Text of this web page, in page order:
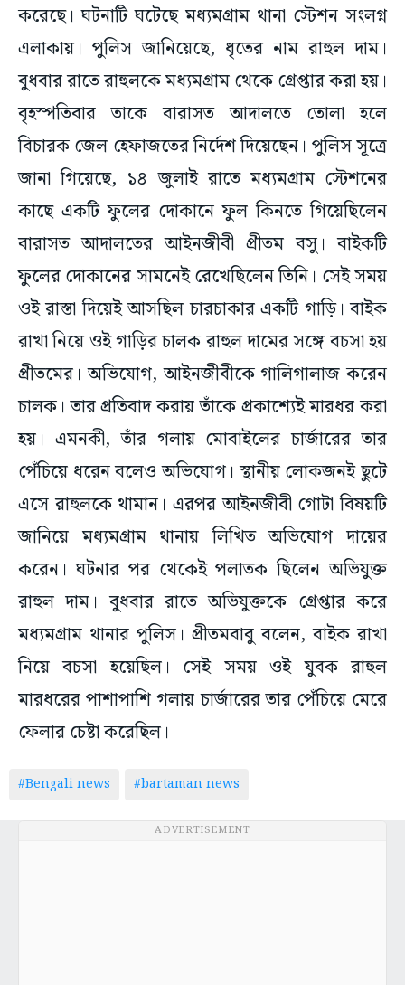
করেছে। ঘটনাটি ঘটেছে মধ্যমগ্রাম থানা স্টেশন সংলগ্ন
এলাকায়। পুলিস জানিয়েছে, ধৃতের নাম রাহুল দাম।
বুধবার রাতে রাহুলকে মধ্যমগ্রাম থেকে গ্রেপ্তার করা হয়।
বৃহস্পতিবার তাকে বারাসত আদালতে তোলা হলে
বিচারক জেল হেফাজতের নির্দেশ দিয়েছেন। পুলিস সূত্রে
জানা গিয়েছে, ১৪ জুলাই রাতে মধ্যমগ্রাম স্টেশনের
কাছে একটি ফুলের দোকানে ফুল কিনতে গিয়েছিলেন
বারাসত আদালতের আইনজীবী প্রীতম বসু। বাইকটি
ফুলের দোকানের সামনেই রেখেছিলেন তিনি। সেই সময়
ওই রাস্তা দিয়েই আসছিল চারচাকার একটি গাড়ি। বাইক
রাখা নিয়ে ওই গাড়ির চালক রাহুল দামের সঙ্গে বচসা হয়
প্রীতমের। অভিযোগ, আইনজীবীকে গালিগালাজ করেন
চালক। তার প্রতিবাদ করায় তাঁকে প্রকাশ্যেই মারধর করা
হয়। এমনকী, তাঁর গলায় মোবাইলের চার্জারের তার
পেঁচিয়ে ধরেন বলেও অভিযোগ। স্থানীয় লোকজনই ছুটে
এসে রাহুলকে থামান। এরপর আইনজীবী গোটা বিষয়টি
জানিয়ে মধ্যমগ্রাম থানায় লিখিত অভিযোগ দায়ের
করেন। ঘটনার পর থেকেই পলাতক ছিলেন অভিযুক্ত
রাহুল দাম। বুধবার রাতে অভিযুক্তকে গ্রেপ্তার করে
মধ্যমগ্রাম থানার পুলিস। প্রীতমবাবু বলেন, বাইক রাখা
নিয়ে বচসা হয়েছিল। সেই সময় ওই যুবক রাহুল
মারধরের পাশাপাশি গলায় চার্জারের তার পেঁচিয়ে মেরে
ফেলার চেষ্টা করেছিল।
#Bengali news #bartaman news
ADVERTISEMENT